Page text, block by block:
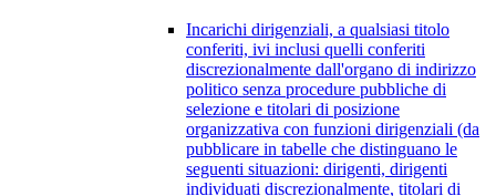
Incarichi dirigenziali, a qualsiasi titolo
conferiti, ivi inclusi quelli conferiti
discrezionalmente dall'organo di indirizzo
politico senza procedure pubbliche di
selezione e titolari di posizione
organizzativa con funzioni dirigenziali (da
pubblicare in tabelle che distinguano le
seguenti situazioni: dirigenti, dirigenti
individuati discrezionalmente, titolari di